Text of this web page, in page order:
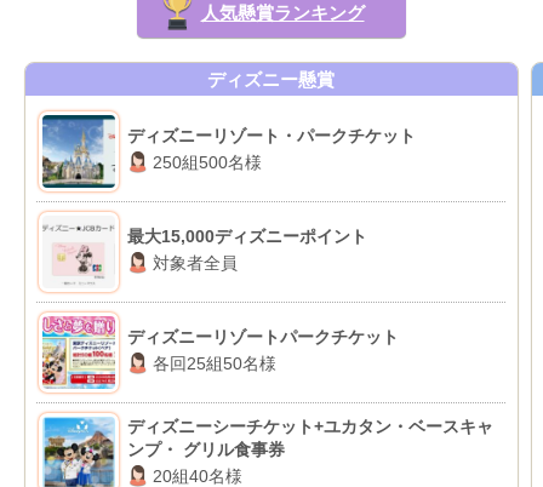
人気懸賞ランキング
ディズニー懸賞
ディズニーリゾート・パークチケット
250組500名様
最大15,000ディズニーポイント
対象者全員
ディズニーリゾートパークチケット
各回25組50名様
ディズニーシーチケット+ユカタン・ベースキャ
ンプ・ グリル食事券
20組40名様